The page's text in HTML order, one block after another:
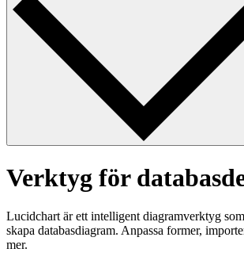
Verktyg för
Lucidchart är ett intelligent diagramverktyg
skapa databasdiagram. Anpassa former,
mer.